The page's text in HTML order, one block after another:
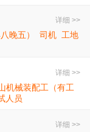
详细 >>
晚五） 司机 工地
详细 >>
机械装配工（有工
人员
详细 >>